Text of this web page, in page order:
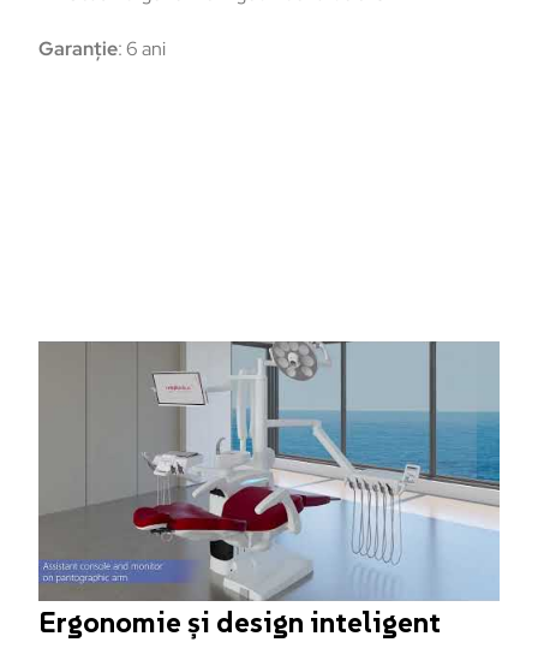
Garanție: 6 ani
Ergonomie și design inteligent